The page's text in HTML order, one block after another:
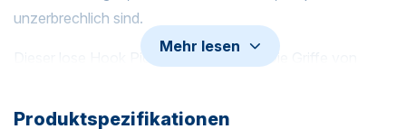
unzerbrechlich sind.
Dieser lose Hook Pick hat keinen Griff. Die
Mehr lesen
Produktspezifikationen